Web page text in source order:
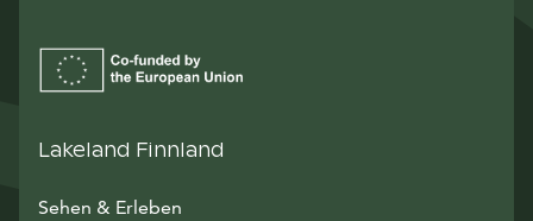
Lakeland Finnland
Sehen & Erleben